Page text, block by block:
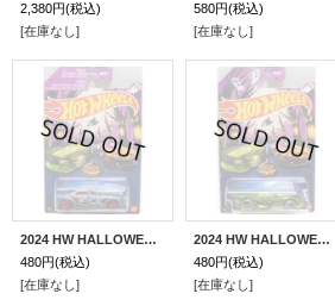
2,380円(税込)
[在庫なし]
580円(税込)
[在庫なし]
2024 HW HALLOWEEN 【BARBARIC】BLUEGRAY/SKULL WHEELS(予約不可）
480円(税込)
[在庫なし]
2024 HW HALLOWEEN 【STREET SHAKER】TEA GREEN/SKULL WHEELS(予約不可）
480円(税込)
[在庫なし]